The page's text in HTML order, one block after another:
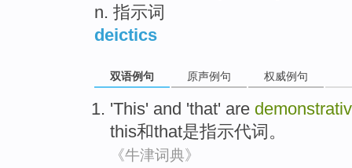
n. 指示词
deictics
双语例句 原声例句 权威例句
'This' and 'that' are
this和that是指示代词。
《牛津词典》